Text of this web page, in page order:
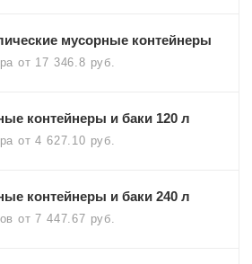
мусорные контейнеры
от 17 346.8 руб.
контейнеры и баки 120 л
от 4 627.10 руб.
контейнеры и баки 240 л
от 7 447.67 руб.